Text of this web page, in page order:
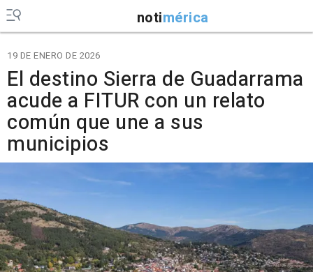
notimérica
19 DE ENERO DE 2026
El destino Sierra de Guadarrama
acude a FITUR con un relato
común que une a sus
municipios